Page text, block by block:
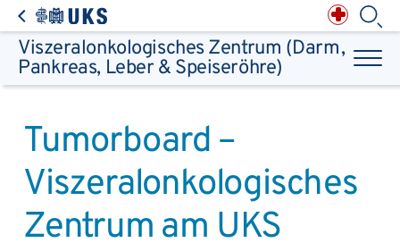
Direkt zum Inhalt springen
Viszeralonkologisches Zentrum (Darm,
Pankreas, Leber & Speiseröhre)
Suchbegriff
Kliniken & medizinische Einrichtungen
Chirurgie, Orthopädie &
Reha
Frauenheilkunde &
Geburtsmedizin
IM - Innere Medizin
Infektionskrankheiten
Pathologie &
Rechtsmedizin
Radiodiagnostik,
Nuklearmedizin &
Einrichtungen
Transplantationen
Urologie & Kinderurologie
Patienten & Besucher
Tumorboard –
Viszeralonkologisches
Zentrum am UKS